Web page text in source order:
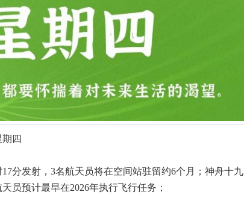
四
分发射，3名航天员将在空间站驻留约6个月；神舟十九
员预计最早在2026年执行飞行任务；